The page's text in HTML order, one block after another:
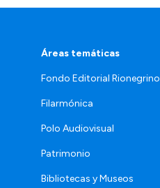
Áreas temáticas
Fondo Editorial Rionegrino
Filarmónica
Polo Audiovisual
Patrimonio
Bibliotecas y Museos